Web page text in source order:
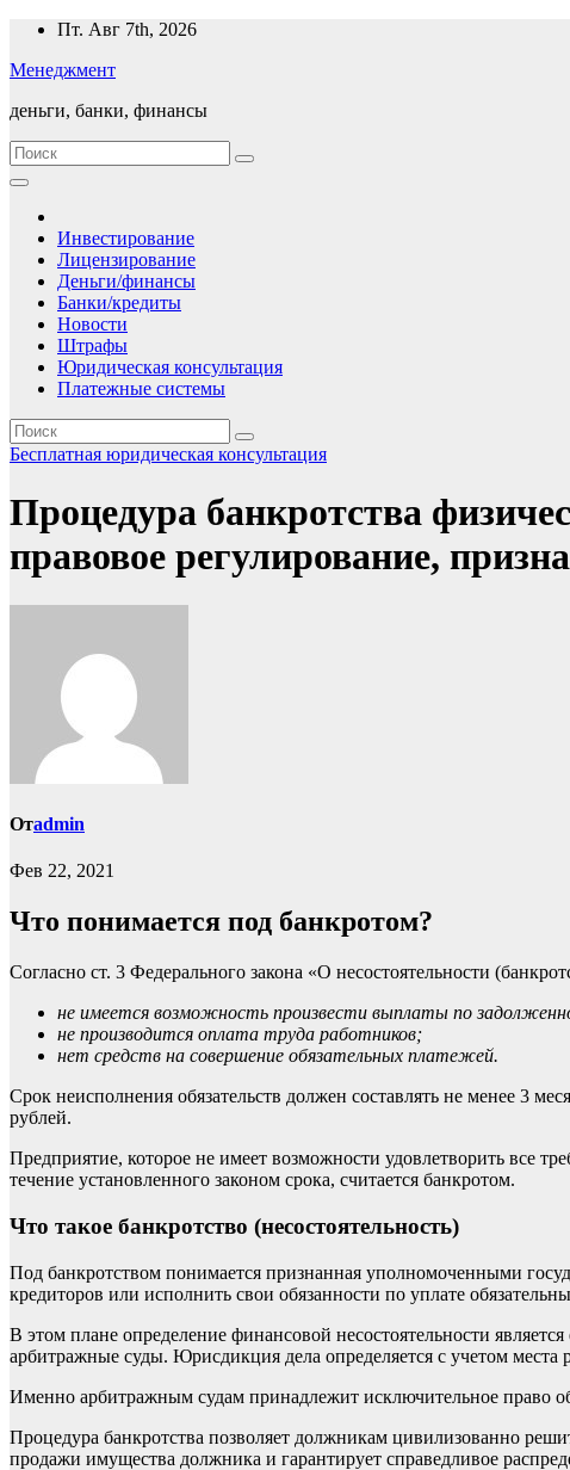
Перейти
содержимому
Пт. Авг 7th, 2026
Менеджмент
деньги, банки, финансы
Инвестирование
Лицензирование
Деньги/финансы
Банки/кредиты
Новости
Штрафы
Юридическая консультация
Платежные системы
Бесплатная юридическая консультация
Процедура банкротства
правовое регулирование,
Отadmin
Фев 22, 2021
Что понимается под банкротом?
Согласно ст. 3 Федерального закона «О несостоятельности
не имеется возможность произвести выплаты по
не производится оплата труда работников;
нет средств на совершение обязательных платежей.
Срок неисполнения обязательств должен составлять не менее 3
рублей.
Предприятие, которое не имеет возможности удовлетворить все
течение установленного законом срока, считается банкротом.
Что такое банкротство (несостоятельность)
Под банкротством понимается признанная уполномоченными
кредиторов или исполнить свои обязанности по уплате
В этом плане определение финансовой несостоятельности
арбитражные суды. Юрисдикция дела определяется с учетом
Именно арбитражным судам принадлежит исключительное право
Процедура банкротства позволяет должникам цивилизованно
продажи имущества должника и гарантирует справедливое